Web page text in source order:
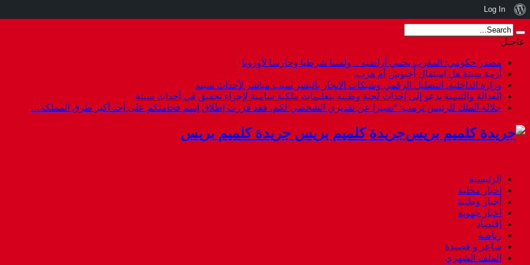
عاجـل
مصدر حكومي: المغرب يحمي أراضيه .. ولسنا شرطيا وحارسا لأوروبا
أزمة سبتة هل استقال أخنوش أم هرب.
وزارة الداخلية: التضليل الرقمي وشبكات الاتجار بالبشر سبب مباشر لأحداث سبتة
العدالة والتنمية يدعو إلى إحداث لجنة وطنية بتعليمات ملكية سامية لإجراء تحقيق في أحداث سبتة
جلالة الملك للرئيس ترمب: “تعبيرا عن تقديري الشخصي لكم، فقد قررت إطلاق إسم فخامتكم على أحد أكبر طرق المملكة…
جريدة كلميم بريس جريدة كلميم بريس
الرئيسية
اخبار محلية
أخبار وطنية
أخبار جهوية
إقتصاد
رياضة
شاعر و قصيدة
الملف الشهري
نبذة
عن
ووردبريس
Log In